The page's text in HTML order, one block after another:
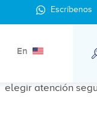
Escríbenos
En
Aborto en
En Pachuca el
elegir atención